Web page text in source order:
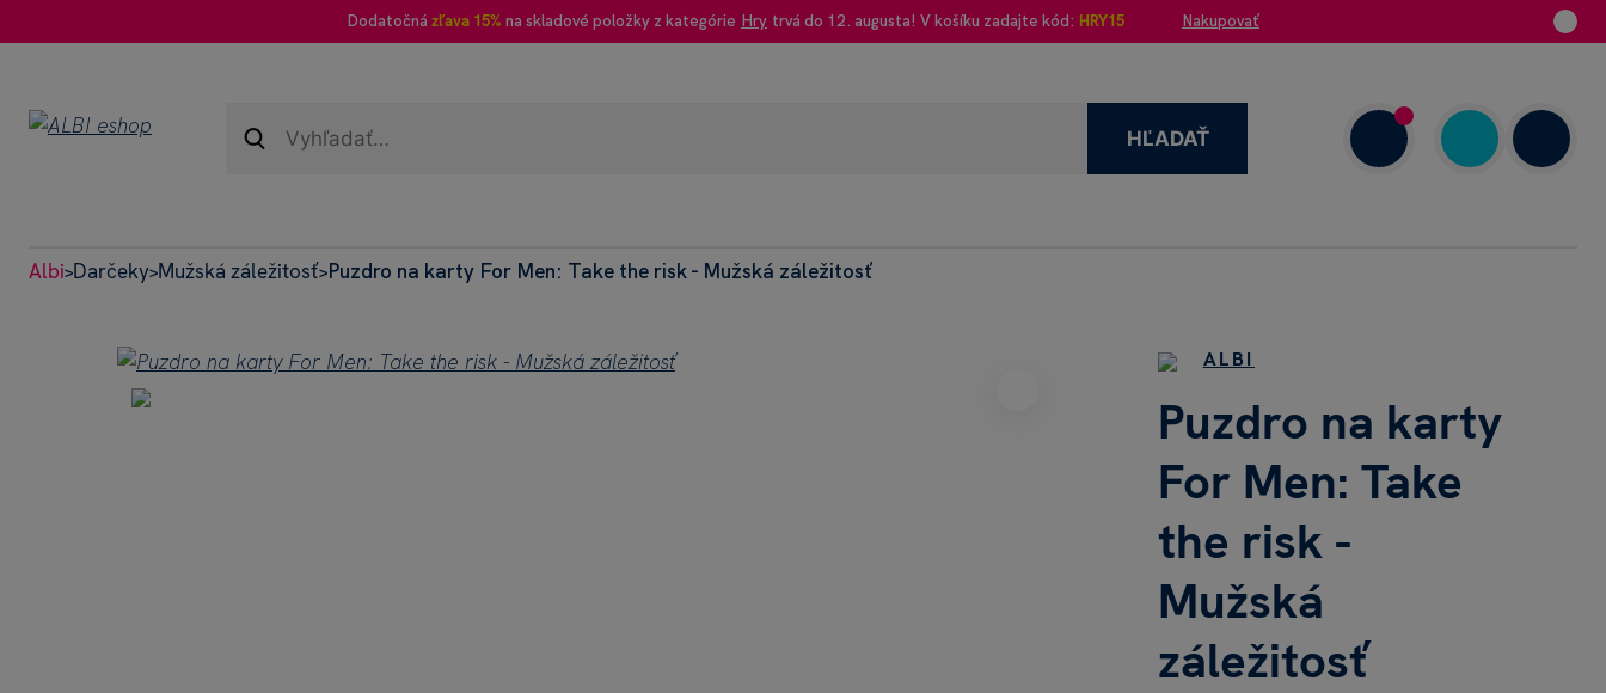
Dodatočná zľava 15% na skladové položky z kategórie Hry trvá do 12. augusta! V košíku zadajte kód: HRY15 Nakupovať
HĽADAŤ
Albi>Darčeky>Mužská záležitosť>Puzdro na karty For Men: Take the risk - Mužská záležitosť
ALBI
Puzdro na karty
For Men: Take
the risk -
Mužská
záležitosť